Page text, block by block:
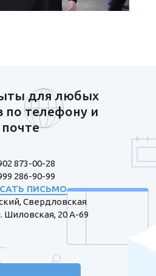
для любых
по телефону и
почте
873-00-28
286-90-99
ПИСЬМО
Свердловская
Шиловская, 20 А-69